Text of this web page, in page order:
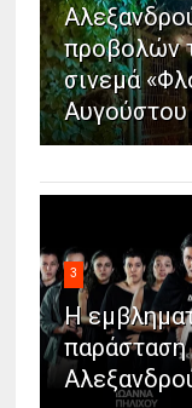
προβολών
σινεμά
Αυγούστου
3
Η
παράσταση